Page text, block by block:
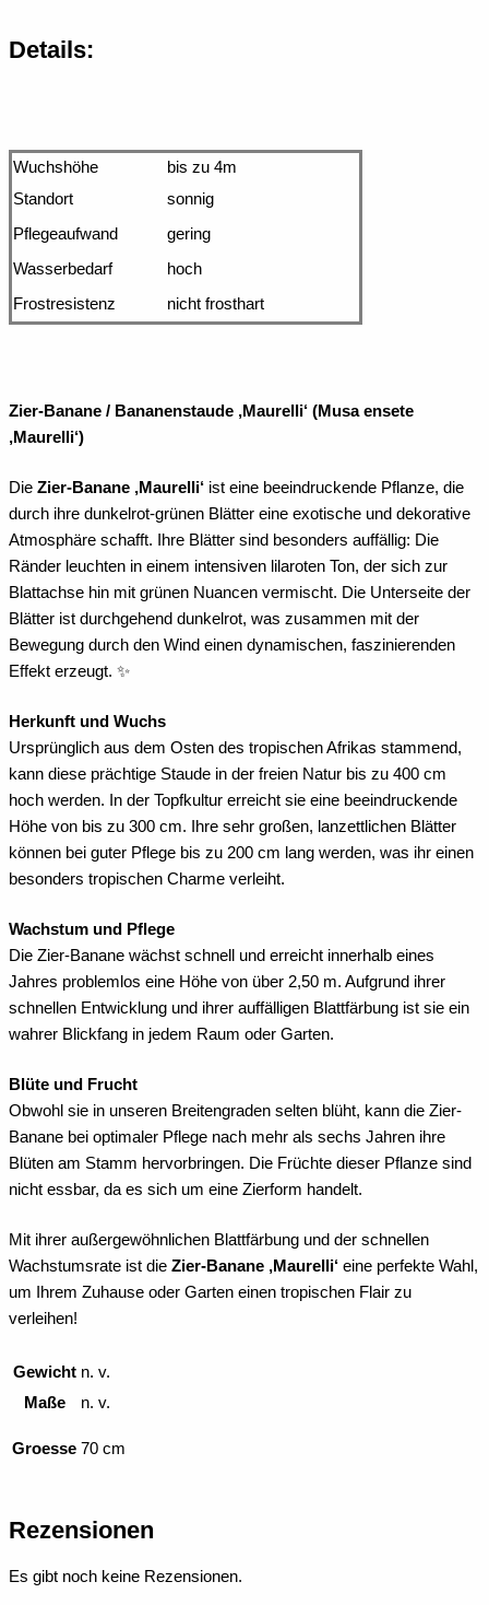
Details:
Wuchshöhe
bis zu 4m
Standort
sonnig
Pflegeaufwand
gering
Wasserbedarf
hoch
Frostresistenz
nicht frosthart
Zier-Banane / Bananenstaude ‚Maurelli‘ (Musa ensete
‚Maurelli‘)
Die Zier-Banane ‚Maurelli‘ ist eine beeindruckende Pflanze, die
durch ihre dunkelrot-grünen Blätter eine exotische und dekorative
Atmosphäre schafft. Ihre Blätter sind besonders auffällig: Die
Ränder leuchten in einem intensiven lilaroten Ton, der sich zur
Blattachse hin mit grünen Nuancen vermischt. Die Unterseite der
Blätter ist durchgehend dunkelrot, was zusammen mit der
Bewegung durch den Wind einen dynamischen, faszinierenden
Effekt erzeugt. ✨
Herkunft und Wuchs
Ursprünglich aus dem Osten des tropischen Afrikas stammend,
kann diese prächtige Staude in der freien Natur bis zu 400 cm
hoch werden. In der Topfkultur erreicht sie eine beeindruckende
Höhe von bis zu 300 cm. Ihre sehr großen, lanzettlichen Blätter
können bei guter Pflege bis zu 200 cm lang werden, was ihr einen
besonders tropischen Charme verleiht.
Wachstum und Pflege
Die Zier-Banane wächst schnell und erreicht innerhalb eines
Jahres problemlos eine Höhe von über 2,50 m. Aufgrund ihrer
schnellen Entwicklung und ihrer auffälligen Blattfärbung ist sie ein
wahrer Blickfang in jedem Raum oder Garten.
Blüte und Frucht
Obwohl sie in unseren Breitengraden selten blüht, kann die Zier-
Banane bei optimaler Pflege nach mehr als sechs Jahren ihre
Blüten am Stamm hervorbringen. Die Früchte dieser Pflanze sind
nicht essbar, da es sich um eine Zierform handelt.
Mit ihrer außergewöhnlichen Blattfärbung und der schnellen
Wachstumsrate ist die Zier-Banane ‚Maurelli‘ eine perfekte Wahl,
um Ihrem Zuhause oder Garten einen tropischen Flair zu
verleihen!
Gewicht n. v.
Maße
n. v.
Groesse 70 cm
Rezensionen
Es gibt noch keine Rezensionen.